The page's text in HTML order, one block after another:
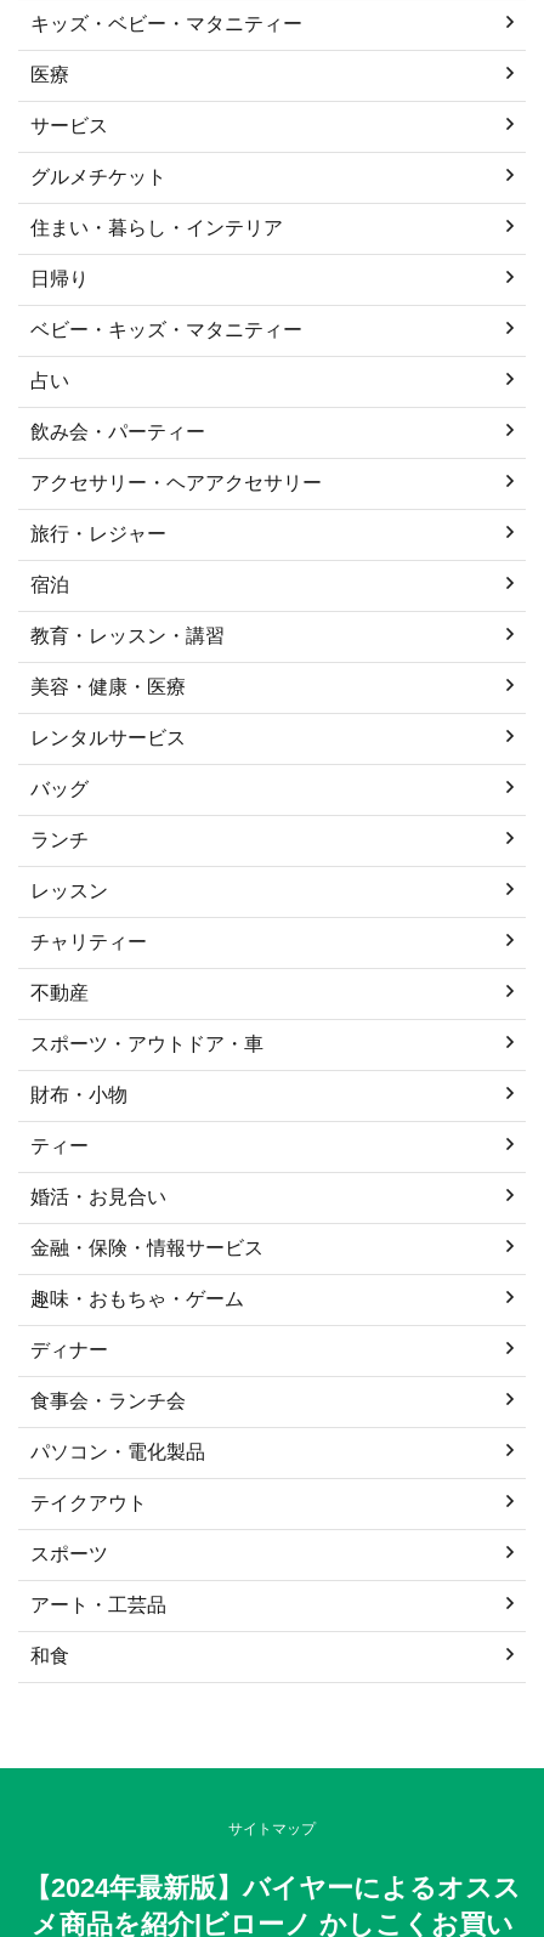
キッズ・ベビー・マタニティー
医療
サービス
グルメチケット
住まい・暮らし・インテリア
日帰り
ベビー・キッズ・マタニティー
占い
飲み会・パーティー
アクセサリー・ヘアアクセサリー
旅行・レジャー
宿泊
教育・レッスン・講習
美容・健康・医療
レンタルサービス
バッグ
ランチ
レッスン
チャリティー
不動産
スポーツ・アウトドア・車
財布・小物
ティー
婚活・お見合い
金融・保険・情報サービス
趣味・おもちゃ・ゲーム
ディナー
食事会・ランチ会
パソコン・電化製品
テイクアウト
スポーツ
アート・工芸品
和食
サイトマップ
【2024年最新版】バイヤーによるオスス
メ商品を紹介|ビローノ かしこくお買い